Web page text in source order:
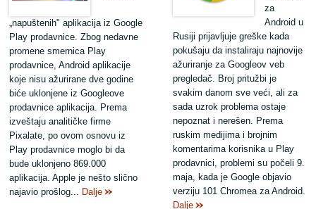
za
Android u
Rusiji prijavljuje greške kada
pokušaju da instaliraju najnovije
ažuriranje za Googleov veb
pregledač. Broj pritužbi je
svakim danom sve veći, ali za
sada uzrok problema ostaje
nepoznat i nerešen. Prema
ruskim medijima i brojnim
komentarima korisnika u Play
prodavnici, problemi su počeli 9.
maja, kada je Google objavio
verziju 101 Chromea za Android.
Dalje
„napuštenih" aplikacija iz Google
Play prodavnice. Zbog nedavne
promene smernica Play
prodavnice, Android aplikacije
koje nisu ažurirane dve godine
biće uklonjene iz Googleove
prodavnice aplikacija. Prema
izveštaju analitičke firme
Pixalate, po ovom osnovu iz
Play prodavnice moglo bi da
bude uklonjeno 869.000
aplikacija. Apple je nešto slično
najavio prošlog... Dalje